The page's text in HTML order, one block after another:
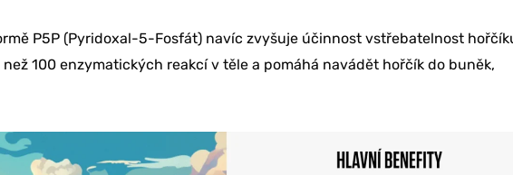
P5P (Pyridoxal-5-Fosfát) navíc zvyšuje účinnost vstřebatelnost
100 enzymatických reakcí v těle a pomáhá navádět hořčík do buněk,